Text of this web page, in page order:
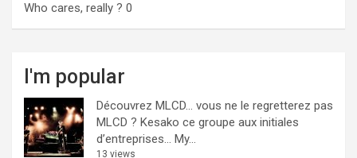
Who cares, really ? 0
I'm popular
Découvrez MLCD… vous ne le regretterez pas
MLCD ? Kesako ce groupe aux initiales
d’entreprises… My...
13 views